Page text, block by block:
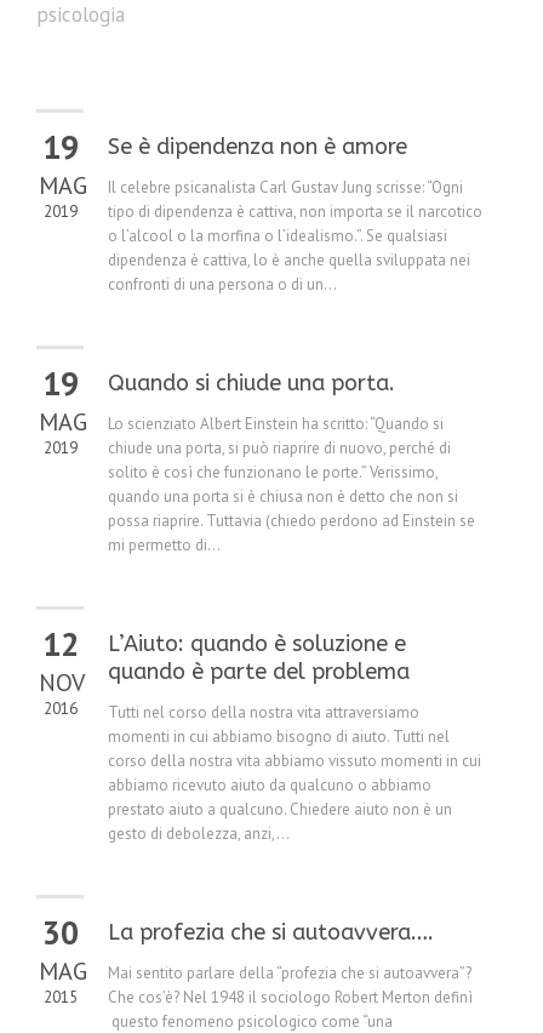
psicologia
19
MAG
2019
Se è dipendenza non è amore
Il celebre psicanalista Carl Gustav Jung scrisse: “Ogni
tipo di dipendenza è cattiva, non importa se il narcotico
o l’alcool o la morfina o l’idealismo.”. Se qualsiasi
dipendenza è cattiva, lo è anche quella sviluppata nei
confronti di una persona o di un...
19
MAG
2019
Quando si chiude una porta.
Lo scienziato Albert Einstein ha scritto: “Quando si
chiude una porta, si può riaprire di nuovo, perché di
solito è così che funzionano le porte.” Verissimo,
quando una porta si è chiusa non è detto che non si
possa riaprire. Tuttavia (chiedo perdono ad Einstein se
mi permetto di...
12
NOV
2016
L’Aiuto: quando è soluzione e
quando è parte del problema
Tutti nel corso della nostra vita attraversiamo
momenti in cui abbiamo bisogno di aiuto. Tutti nel
corso della nostra vita abbiamo vissuto momenti in cui
abbiamo ricevuto aiuto da qualcuno o abbiamo
prestato aiuto a qualcuno. Chiedere aiuto non è un
gesto di debolezza, anzi,...
30
MAG
2015
La profezia che si autoavvera….
Mai sentito parlare della “profezia che si autoavvera”?
Che cos’è? Nel 1948 il sociologo Robert Merton definì
questo fenomeno psicologico come “una